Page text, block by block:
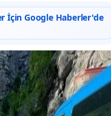
İçin Google Haberler'de